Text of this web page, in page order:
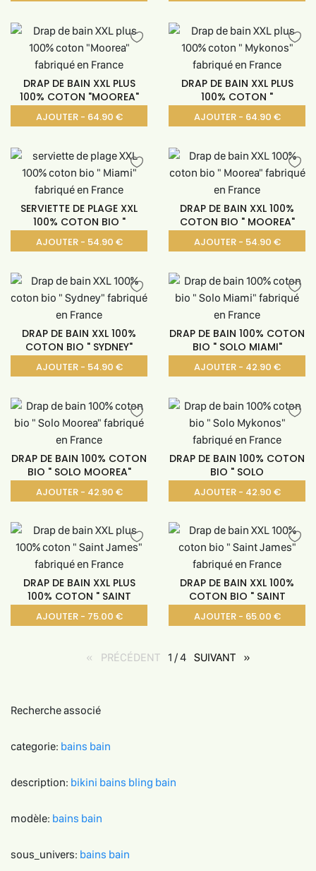
DRAP DE BAIN XXL PLUS
100% COTON "MOOREA"
AJOUTER - 64.90 €
DRAP DE BAIN XXL PLUS
100% COTON "
AJOUTER - 64.90 €
SERVIETTE DE PLAGE XXL
100% COTON BIO "
AJOUTER - 54.90 €
DRAP DE BAIN XXL 100%
COTON BIO " MOOREA"
AJOUTER - 54.90 €
DRAP DE BAIN XXL 100%
COTON BIO " SYDNEY"
AJOUTER - 54.90 €
DRAP DE BAIN 100% COTON
BIO " SOLO MIAMI"
AJOUTER - 42.90 €
DRAP DE BAIN 100% COTON
BIO " SOLO MOOREA"
AJOUTER - 42.90 €
DRAP DE BAIN 100% COTON
BIO " SOLO
AJOUTER - 42.90 €
DRAP DE BAIN XXL PLUS
100% COTON " SAINT
AJOUTER - 75.00 €
DRAP DE BAIN XXL 100%
COTON BIO " SAINT
AJOUTER - 65.00 €
PRÉCÉDENT page
1 / 4 SUIVANT page
Recherche associé
categorie: bains bain
description: bikini bains bling bain
modèle: bains bain
sous_univers: bains bain